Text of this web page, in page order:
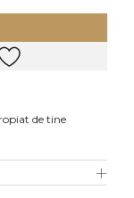
de tine